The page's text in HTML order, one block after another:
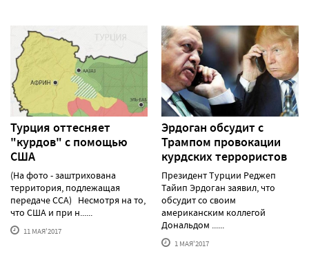
Турция оттесняет
"курдов" с помощью
США
(На фото - заштрихована
территория, подлежащая
передаче ССА) Несмотря на то,
что США и при н......
11 МАЯ'2017
Эрдоган обсудит с
Трампом провокации
курдских террористов
Президент Турции Реджеп
Тайип Эрдоган заявил, что
обсудит со своим
американским коллегой
Дональдом ......
1 МАЯ'2017